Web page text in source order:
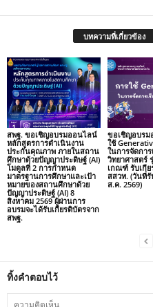
บทความที่เกี่ยวข้อง
สพฐ. ขอเชิญอบรมออนไลน์
หลักสูตรการดำเนินงาน
ประกันคุณภาพ ภายในสถาน
ศึกษาด้วยปัญญาประดิษฐ์ (AI)
โมดูลที่ 2 การกำหนด
มาตรฐานการศึกษาและเป้า
หมายของสถานศึกษาด้วย
ปัญญาประดิษฐ์ (AI) 8
สิงหาคม 2569 ผู้ผ่านการ
อบรมจะได้รับเกียรติบัตรจาก
สพฐ.
ขอเชิญอบรม
ใช้
ในการจัดการ
วิทยาศาสตร์
เกณฑ์ รับเกีย
สสวท. (วันที่รั
ส.ค. 2569)
ทิ้งคำตอบไว้